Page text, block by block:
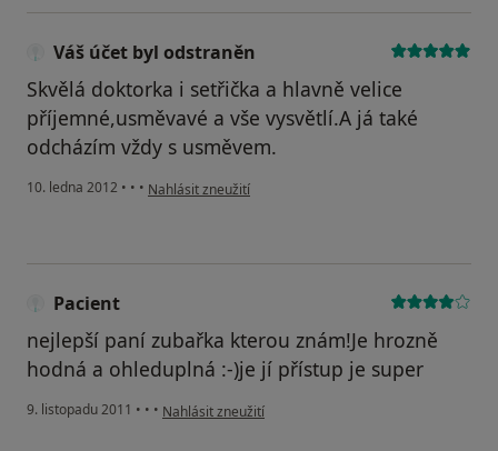
Váš účet byl odstraněn
Skvělá doktorka i setřička a hlavně velice
příjemné,usměvavé a vše vysvětlí.A já také
odcházím vždy s usměvem.
10. ledna 2012 • • • podle názoru uživatele Váš účet byl odstraněn
Nahlásit zneužití
Pacient
nejlepší paní zubařka kterou znám!Je hrozně
hodná a ohleduplná :-)je jí přístup je super
9. listopadu 2011 • • • podle názoru uživatele Pacient
Nahlásit zneužití